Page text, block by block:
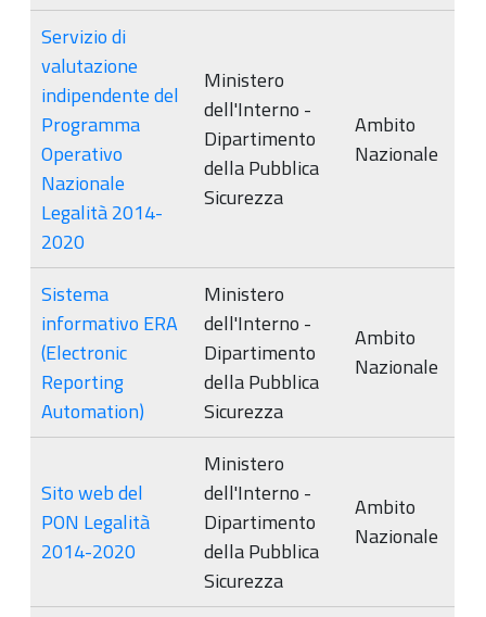
Servizio di
valutazione
indipendente del
Programma
Operativo
Nazionale
Legalità 2014-
2020
Ministero
dell'Interno -
Dipartimento
della Pubblica
Sicurezza
Ambito
Nazionale
Sistema
informativo ERA
(Electronic
Reporting
Automation)
Ministero
dell'Interno -
Dipartimento
della Pubblica
Sicurezza
Ambito
Nazionale
Sito web del
PON Legalità
2014-2020
Ministero
dell'Interno -
Dipartimento
della Pubblica
Sicurezza
Ambito
Nazionale